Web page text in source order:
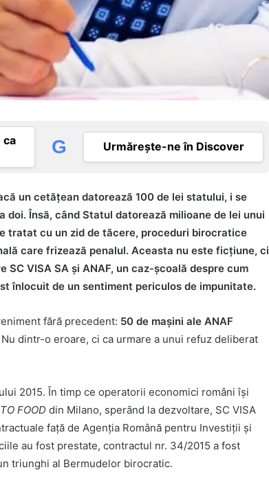
ca
G Urmărește-ne în Discover
un cetățean datorează 100 de lei statului, i se
doi. Însă, când Statul datorează milioane de lei unui
tratat cu un zid de tăcere, proceduri birocratice
care frizează penalul. Aceasta nu este ficțiune, ci
VISA SA și ANAF, un caz-școală despre cum
înlocuit de un sentiment periculos de impunitate.
fără precedent: 50 de mașini ale ANAF
Nu dintr-o eroare, ci ca urmare a unui refuz deliberat
2015. În timp ce operatorii economici români își
FOOD din Milano, sperând la dezvoltare, SC VISA
față de Agenția Română pentru Investiții și
au fost prestate, contractul nr. 34/2015 a fost
triunghi al Bermudelor birocratic.